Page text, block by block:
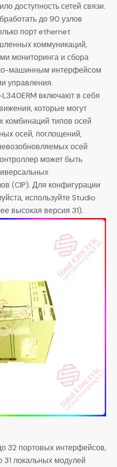
доступность сетей связи.
до 90 узлов
порт ethernet
коммуникаций,
мониторинга и сбора
машинным интерфейсом
управления.
включают в себя
которые могут
комбинаций типов осей
осей, поглощений,
осей
может быть
(CIP). Для конфигурации
используйте Studio
высокая версия 31).
32 портовых интерфейсов,
локальных модулей